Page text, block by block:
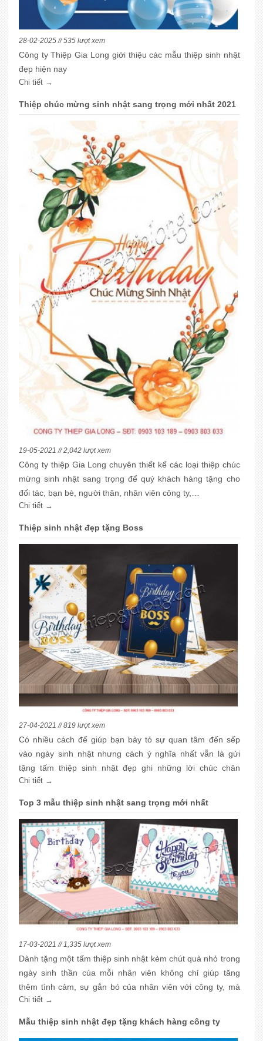
28-02-2025 // 535 lượt xem
Công ty Thiệp Gia Long giới thiệu các mẫu thiệp sinh nhật
đẹp hiện nay
Chi tiết →
Thiệp chúc mừng sinh nhật sang trọng mới nhất 2021
19-05-2021 // 2,042 lượt xem
Công ty thiệp Gia Long chuyên thiết kế các loại thiệp chúc
mừng sinh nhật sang trọng để quý khách hàng tặng cho
đối tác, bạn bè, người thân, nhân viên công ty,…
Chi tiết →
Thiệp sinh nhật đẹp tặng Boss
27-04-2021 // 819 lượt xem
Có nhiều cách để giúp bạn bày tỏ sự quan tâm đến sếp
vào ngày sinh nhật nhưng cách ý nghĩa nhất vẫn là gửi
tặng tấm thiệp sinh nhật đẹp ghi những lời chúc chân
thành đến với sếp của mình.
Chi tiết →
Top 3 mẫu thiệp sinh nhật sang trọng mới nhất
17-03-2021 // 1,335 lượt xem
Dành tặng một tấm thiệp sinh nhật kèm chút quà nhỏ trong
ngày sinh thần của mỗi nhân viên không chỉ giúp tăng
thêm tình cảm, sự gắn bó của nhân viên với công ty, mà
còn là động lực để mỗi người sẽ tự cố gắng hoàn thành tốt
Chi tiết →
Mẫu thiệp sinh nhật đẹp tặng khách hàng công ty